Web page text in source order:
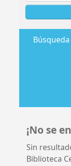
¡No se
Sin
Biblioteca